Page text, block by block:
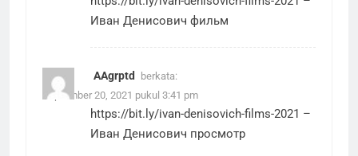
Иван Денисович фильм
AAgrptd
berkata:
September 20, 2021 pukul 3:41 pm
https://bit.ly/ivan-denisovich-films-2021 –
Иван Денисович просмотр